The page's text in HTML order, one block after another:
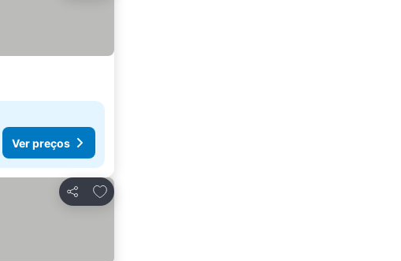
Ver preços
Partilhar
Adicionar aos favoritos